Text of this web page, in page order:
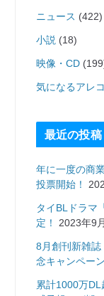
ニュース (422)
小説 (18)
映像・CD
気になるアレ
最近の投稿
年に一度の商
投票開始！
タイBLドラマ
定！
2023年9
8月創刊新雑
念キャンペー
累計1000万